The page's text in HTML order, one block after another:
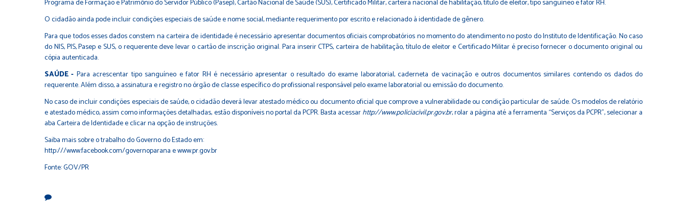
Programa de Formação e Patrimônio do Servidor Público (Pasep), Cartão Nacional de Saúde (SUS), Certificado Militar, carteira nacional de habilitação, título de eleitor, tipo sanguíneo e fator RH.
O cidadão ainda pode incluir condições especiais de saúde e nome social, mediante requerimento por escrito e relacionado à identidade de gênero.
Para que todos esses dados constem na carteira de identidade é necessário apresentar documentos oficiais comprobatórios no momento do atendimento no posto do Instituto de Identificação. No caso
do NIS, PIS, Pasep e SUS, o requerente deve levar o cartão de inscrição original. Para inserir CTPS, carteira de habilitação, título de eleitor e Certificado Militar é preciso fornecer o documento original ou
cópia autenticada.
SAÚDE - Para acrescentar tipo sanguíneo e fator RH é necessário apresentar o resultado do exame laboratorial, caderneta de vacinação e outros documentos similares contendo os dados do
requerente. Além disso, a assinatura e registro no órgão de classe específico do profissional responsável pelo exame laboratorial ou emissão do documento.
No caso de incluir condições especiais de saúde, o cidadão deverá levar atestado médico ou documento oficial que comprove a vulnerabilidade ou condição particular de saúde. Os modelos de relatório
e atestado médico, assim como informações detalhadas, estão disponíveis no portal da PCPR. Basta acessarhttp://www.policiacivil.pr.gov.br, rolar a página até a ferramenta “Serviços da PCPR”, selecionar a
aba Carteira de Identidade e clicar na opção de instruções.
Saiba mais sobre o trabalho do Governo do Estado em:
http:///www.facebook.com/governoparanaewww.pr.gov.br
Fonte: GOV/PR